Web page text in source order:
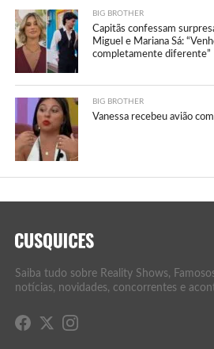
BIG BROTHER
Capitãs confessam
Miguel e Mariana Sá:
completamente diferente”
BIG BROTHER
Vanessa recebeu avião
Saiba tudo sobre Reality Shows,
notícias, novidades, concorrentes e